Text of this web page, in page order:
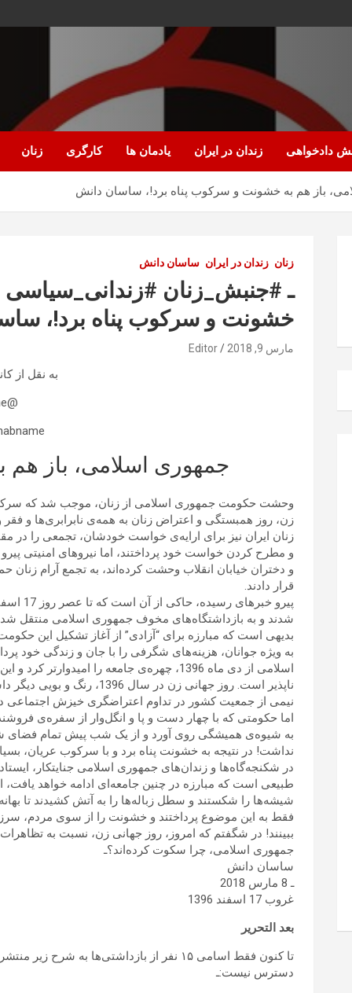
دادخواهی زندان در ایران یادمان ها کارگری زنان
باز هم به خشونت و سرکوب پناه برد!، ساسان دانش
زنان زندان در ایران ساسان دانش
ـ #جنبش_زنان #زندانی_سیاسی
خشونت و سرکوب پناه برد!،
مارس 9, 2018 Editor
به نقل از
@schabname
جمهوری اسلامی، باز هم
وحشت حکومت جمهوری اسلامی از زنان، موجب شد که
زن، روز همبستگی و اعتراض زنان به همه‌ی نابرابری‌ها و
زنان ایران نیز برای ارایه‌ی خواست خودشان، تجمعی را در
و مطرح کردن خواست خود پرداختند، اما نیروهای
و دختران خیابان انقلاب وحشت کرده‌اند، به تجمع آرام
قرار دادند.
شدند و به بازداشتگاه‌های مخوف جمهوری اسلامی منتقل
بدیهی است که مبارزه برای “آزادی” از آغاز تشکیل این
به ویژه جوانان، هزینه‌های شگرفی را با جان و زندگی خود
اسلامی از دی ماه 1396، چهره‌ی جامعه را
ناپذیر است. روز جهانی زن
نیمی از جمعیت کشور در تداوم اعتراضگری خیزش اجتماعی
اما حکومتی که با چهار دست و پا و انگل‌وار از سفره‌ی
به شیوه‌ی همیشگی روی آورد و از یک شب پیش تمام فضای
نداشت! در نتیجه به خشونت پناه برد و با سرکوب عریان،
در شکنجه‌گاه‌ها و زندان‌های جمهوری اسلامی جنایتکار،
طبیعی است که مبارزه در چنین جامعه‌ای ادامه خواهد
فقط به این موضوع پرداختند و خشونت را از سوی مردم،
ببینند! در شگفتم که امروز، روز جهانی زن، نسبت به
جمهوری اسلامی، چرا سکوت کرده‌اند؟ـ
ساسان دانش
ـ 8 مارس 2018
غروب 17 اسفند 1396
بعد التحریر
تا کنون فقط اسامی ۱۵ نفر از بازداشتی‌ها
دسترس نیست:ـ